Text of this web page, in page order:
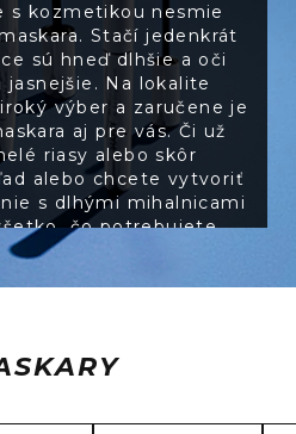
s kozmetikou nesmie
Stačí jedenkrát
sú hneď dlhšie a oči
jasnejšie. Na lokalite
výber a zaručene je
aj pre vás. Či už
riasy alebo skôr
alebo chcete vytvoriť
s dlhými mihalnicami
čo potrebujete.